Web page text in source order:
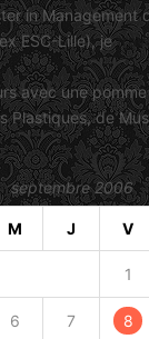
in Management
ESC-Lille), je
avec une
Plastiques, de
septembre 2006
M J V
1
6 7 8